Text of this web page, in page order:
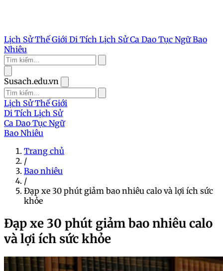
Lịch Sử Thế Giới Di Tích Lịch SửCa Dao Tục NgữBao
Nhiêu
Susach.edu.vn
Lịch Sử Thế Giới
Di Tích Lịch Sử
Ca Dao Tục Ngữ
Bao Nhiêu
Trang chủ
/
Bao nhiêu
/
Đạp xe 30 phút giảm bao nhiêu calo và lợi ích sức
khỏe
Đạp xe 30 phút giảm bao nhiêu calo
và lợi ích sức khỏe